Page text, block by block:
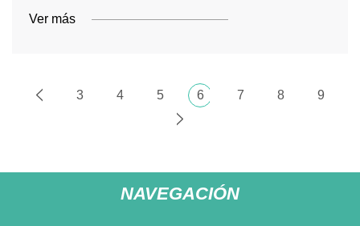
Ver más
3 4 5 6 7 8 9
NAVEGACIÓN